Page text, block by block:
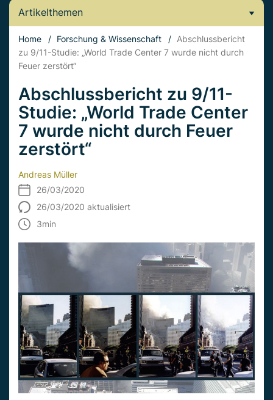
Artikelthemen
Home / Forschung & Wissenschaft / Abschlussbericht
zu 9/11-Studie: „World Trade Center 7 wurde nicht durch
Feuer zerstört“
Abschlussbericht zu 9/11-
Studie: „World Trade Center
7 wurde nicht durch Feuer
zerstört“
Andreas Müller
26/03/2020
26/03/2020 aktualisiert
3min